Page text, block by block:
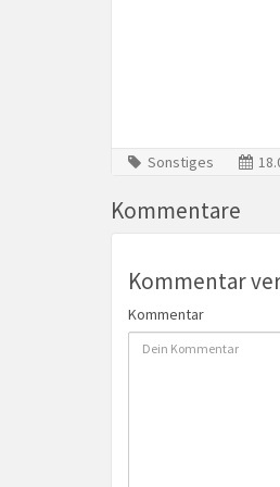
Sonstiges
Kommentare
Kommentar
Kommentar